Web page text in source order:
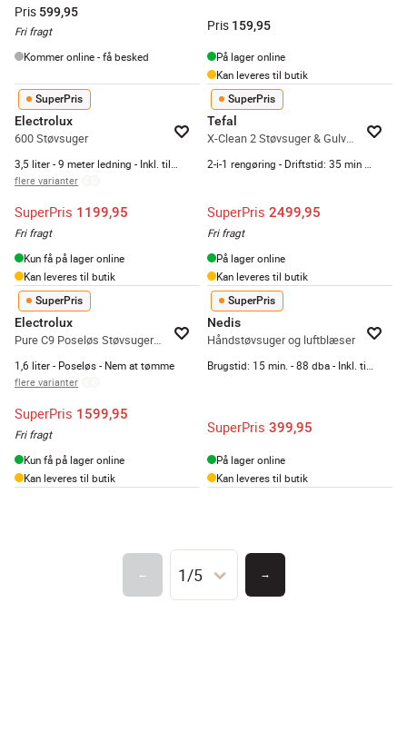
Pris 599,95
Fri fragt
Kommer online - få besked
Pris 159,95
På lager online
Kan leveres til butik
SuperPris
Electrolux
600 Støvsuger
flere varianter
SuperPris 1199,95
Fri fragt
Kun få på lager online
Kan leveres til butik
SuperPris
Tefal
X-Clean 2 Støvsuger & Gulvvasker
SuperPris 2499,95
Fri fragt
På lager online
Kan leveres til butik
SuperPris
Electrolux
Pure C9 Poseløs Støvsuger PC91-GREEN
1,6 liter - Poseløs - Nem at tømme
flere varianter
SuperPris 1599,95
Fri fragt
Kun få på lager online
Kan leveres til butik
SuperPris
Nedis
Håndstøvsuger og luftblæser
SuperPris 399,95
På lager online
Kan leveres til butik
← 1/5 →